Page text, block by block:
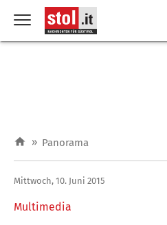
» Panorama
Multimedia
Mittwoch, 10. Juni 2015